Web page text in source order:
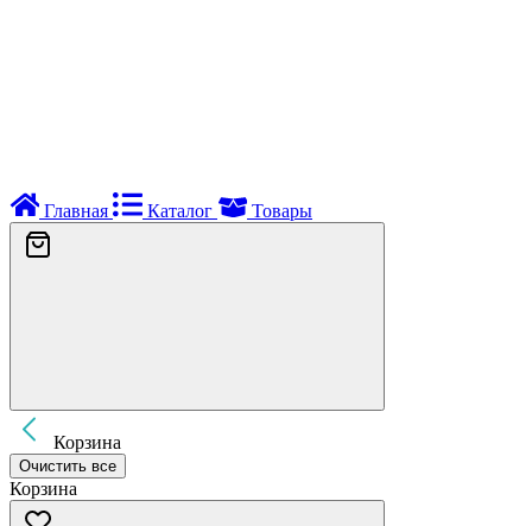
Главная Каталог Товары
Корзина
Очистить все
Корзина